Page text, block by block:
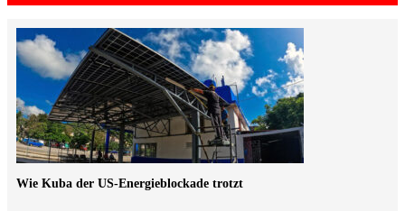
Wie Kuba der US-Energieblockade trotzt